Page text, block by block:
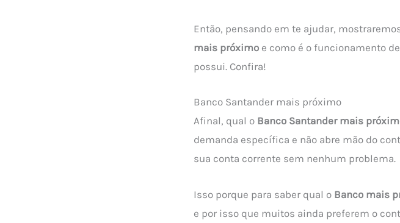
Então, pensando em te ajudar,
mais próximo e como é o funcionamento
possui. Confira!
Banco Santander mais próximo
Afinal, qual o Banco Santander mais
demanda específica e não abre mão do
sua conta corrente sem nenhum problema.
Isso porque para saber qual o Banco mais
e por isso que muitos ainda preferem o